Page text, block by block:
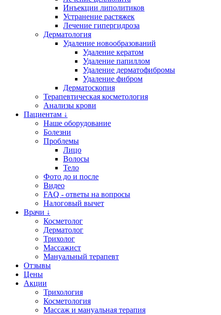
Инъекции липолитиков
Устранение растяжек
Лечение гипергидроза
Дерматология
Удаление новообразований
Удаление кератом
Удаление папиллом
Удаление дерматофибромы
Удаление фибром
Дерматоскопия
Терапевтическая косметология
Анализы крови
Пациентам ↓
Наше оборудование
Болезни
Проблемы
Лицо
Волосы
Тело
Фото до и после
Видео
FAQ - ответы на вопросы
Налоговый вычет
Врачи ↓
Косметолог
Дерматолог
Трихолог
Массажист
Мануальный терапевт
Отзывы
Цены
Акции
Трихология
Косметология
Массаж и мануальная терапия